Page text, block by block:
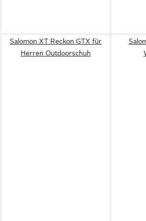
Salomon XT Reckon GTX für
Herren Outdoorschuh